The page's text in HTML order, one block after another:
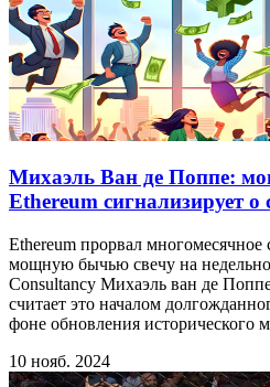
Михаэль Ван де Поппе:
Ethereum сигнализирует о
Ethereum прорвал многомесячное
мощную бычью свечу на
Consultancy Михаэль ван де
считает это началом
фоне обновления исторического
10 нояб. 2024